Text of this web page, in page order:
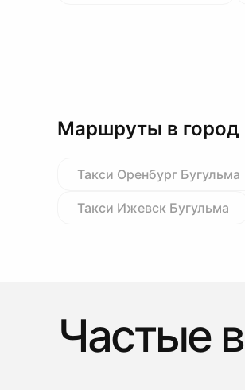
Маршруты в город
Такси Оренбург Бугульма
Такси Ижевск Бугульма
Частые